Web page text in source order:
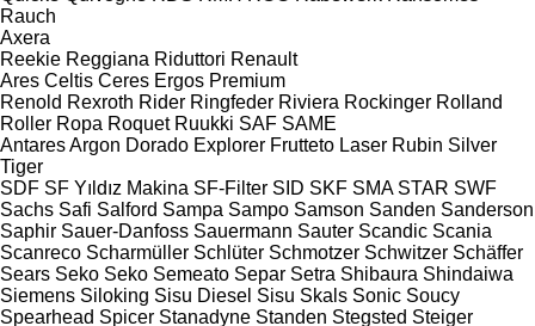
Rauch
Axera
Reekie Reggiana Riduttori Renault
Ares Celtis Ceres Ergos Premium
Renold Rexroth Rider Ringfeder Riviera Rockinger Rolland
Roller Ropa Roquet Ruukki SAF SAME
AntaresArgon Dorado Explorer Frutteto Laser Rubin Silver
Tiger
SDF SF Yıldız Makina SF-Filter SID SKF SMA STAR SWF
Sachs Safi Salford Sampa Sampo Samson Sanden Sanderson
Saphir Sauer-Danfoss Sauermann Sauter Scandic Scania
Scanreco Scharmüller Schlüter Schmotzer Schwitzer Schäffer
Sears Seko Seko Semeato Separ Setra Shibaura Shindaiwa
Siemens Siloking Sisu Diesel Sisu Skals Sonic Soucy
Spearhead Spicer Stanadyne Standen Stegsted Steiger